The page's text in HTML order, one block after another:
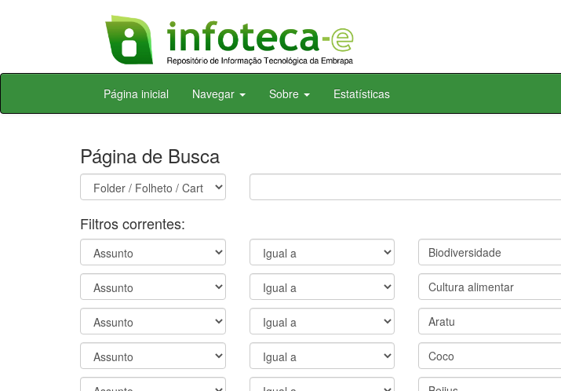
Skip
Página inicial Navegar Sobre Estatísticas
Página de Busca
Filtros correntes: